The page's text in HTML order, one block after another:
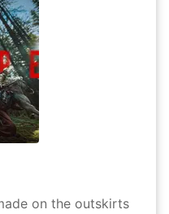
on the outskirts